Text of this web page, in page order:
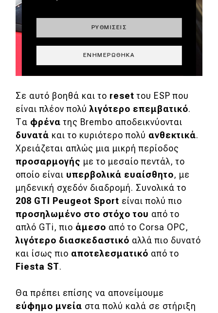
Σε αυτό βοηθά και το resetτου ESP που
είναι πλέον πολύ λιγότερο επεμβατικό.
Τα φρένα της Brembo αποδεικνύονται
δυνατά και το κυριότερο πολύ ανθεκτικά.
Χρειάζεται απλώς μια μικρή περίοδος
προσαρμογής με το μεσαίο πεντάλ, το
οποίο είναι υπερβολικά ευαίσθητο, με
μηδενική σχεδόν διαδρομή. Συνολικά το
208 GTI Peugeot Sport είναι πολύ πιο
προσηλωμένο στο στόχο του από το
απλό GTi, πιο άμεσο από το Corsa OPC,
λιγότερο διασκεδαστικό αλλά πιο δυνατό
και ίσως πιο αποτελεσματικό από το
Fiesta ST.
Θα πρέπει επίσης να απονείμουμε
εύφημο μνεία στα πολύ καλά σε στήριξη
ΡΥΘΜΊΣΕΙΣ
ΕΝΗΜΕΡΏΘΗΚΑ